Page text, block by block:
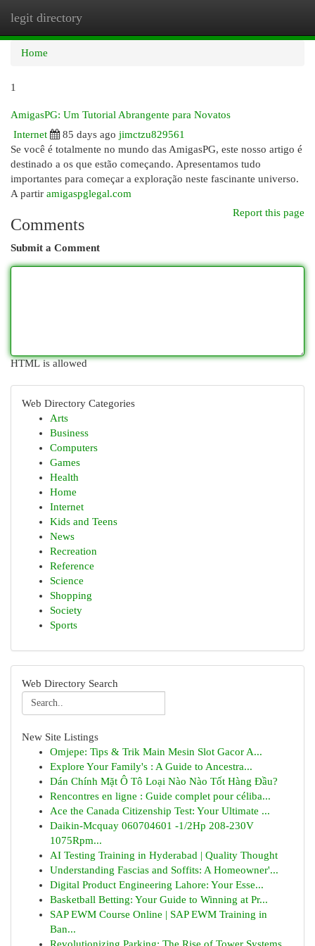
legit directory
Home
1
AmigasPG: Um Tutorial Abrangente para Novatos
Internet
85 days ago jimctzu829561
Se você é totalmente no mundo das AmigasPG, este nosso artigo é
destinado a os que estão começando. Apresentamos tudo
importantes para começar a exploração neste fascinante universo.
A partir amigaspglegal.com
Report this page
Comments
Submit a Comment
HTML is allowed
Web Directory Categories
Arts
Business
Computers
Games
Health
Home
Internet
Kids and Teens
News
Recreation
Reference
Science
Shopping
Society
Sports
Web Directory Search
New Site Listings
Omjepe: Tips & Trik Main Mesin Slot Gacor A...
Explore Your Family's : A Guide to Ancestra...
Dán Chính Mặt Ô Tô Loại Nào Nào Tốt Hàng Đầu?
Rencontres en ligne : Guide complet pour céliba...
Ace the Canada Citizenship Test: Your Ultimate ...
Daikin-Mcquay 060704601 -1/2Hp 208-230V
1075Rpm...
AI Testing Training in Hyderabad | Quality Thought
Understanding Fascias and Soffits: A Homeowner'...
Digital Product Engineering Lahore: Your Esse...
Basketball Betting: Your Guide to Winning at Pr...
SAP EWM Course Online | SAP EWM Training in
Ban...